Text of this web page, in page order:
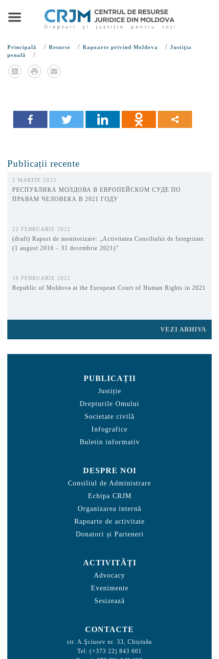
Principală / Resurse / Rapoarte privind Moldova / Justiţia
penală
/
Publicații recente
2 MARTIE 2022
РЕСПУБЛИКА МОЛДОВА В ЕВРОПЕЙСКОМ СУДЕ ПО
ПРАВАМ ЧЕЛОВЕКА В 2021 ГОДУ
22 FEBRUARIE 2022
(draft) Raport de monitorizare: „Activitatea Consiliului de Integritate
(1 august 2016 – 31 decembrie 2021)”
16 FEBRUARIE 2022
Republic of Moldova at the European Court of Human Rights in 2021
VEZI ARHIVA
PUBLICAȚII
Justiție
Drepturile Omului
Societate civilă
Infografice
Buletin informativ
DESPRE NOI
Consiliul de Administrare
Echipa CRJM
Organizarea internă
Rapoarte de activitate
Donatori și Parteneri
ACTIVITĂȚI
Advocacy
Evenimente
Sesizează
CONTACTE
str. A.Şciusev nr. 33, Chișinău
Tel: (+373 22) 843 601